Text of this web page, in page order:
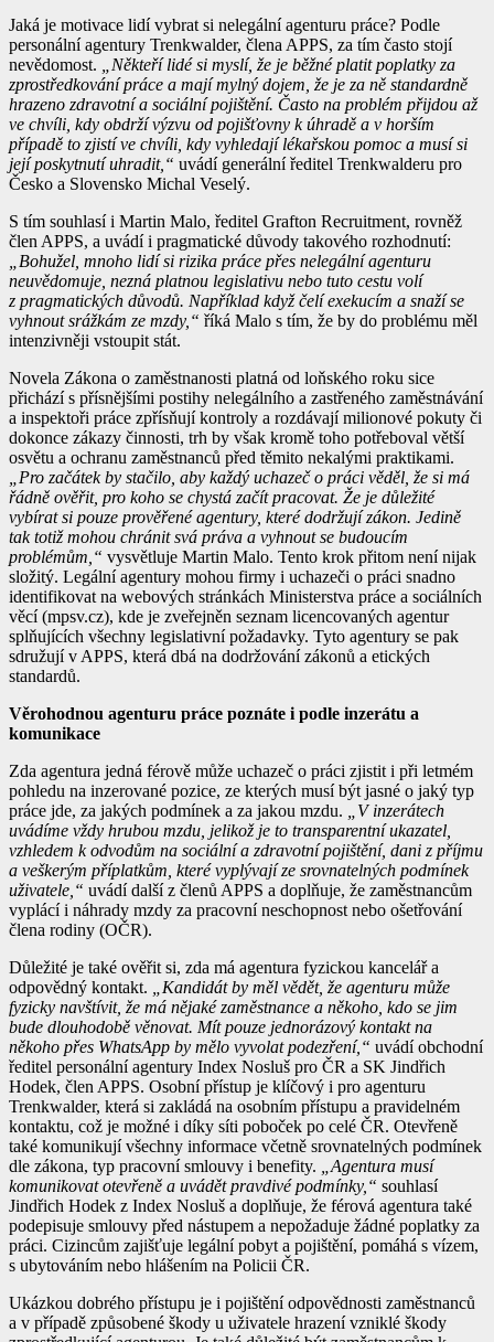
Jaká je motivace lidí vybrat si nelegální agenturu práce? Podle
personální agentury Trenkwalder, člena APPS, za tím často stojí
nevědomost. „Někteří lidé si myslí, že je běžné platit poplatky za
zprostředkování práce a mají mylný dojem, že je za ně standardně
hrazeno zdravotní a sociální pojištění. Často na problém přijdou až
ve chvíli, kdy obdrží výzvu od pojišťovny k úhradě a v horším
případě to zjistí ve chvíli, kdy vyhledají lékařskou pomoc a musí si
její poskytnutí uhradit,“ uvádí generální ředitel Trenkwalderu pro
Česko a Slovensko Michal Veselý.
S tím souhlasí i Martin Malo, ředitel Grafton Recruitment, rovněž
člen APPS, a uvádí i pragmatické důvody takového rozhodnutí:
„Bohužel, mnoho lidí si rizika práce přes nelegální agenturu
neuvědomuje, nezná platnou legislativu nebo tuto cestu volí
z pragmatických důvodů. Například když čelí exekucím a snaží se
vyhnout srážkám ze mzdy,“ říká Malo s tím, že by do problému měl
intenzivněji vstoupit stát.
Novela Zákona o zaměstnanosti platná od loňského roku sice
přichází s přísnějšími postihy nelegálního a zastřeného zaměstnávání
a inspektoři práce zpřísňují kontroly a rozdávají milionové pokuty či
dokonce zákazy činnosti, trh by však kromě toho potřeboval větší
osvětu a ochranu zaměstnanců před těmito nekalými praktikami.
„Pro začátek by stačilo, aby každý uchazeč o práci věděl, že si má
řádně ověřit, pro koho se chystá začít pracovat. Že je důležité
vybírat si pouze prověřené agentury, které dodržují zákon. Jedině
tak totiž mohou chránit svá práva a vyhnout se budoucím
problémům,“ vysvětluje Martin Malo. Tento krok přitom není nijak
složitý. Legální agentury mohou firmy i uchazeči o práci snadno
identifikovat na webových stránkách Ministerstva práce a sociálních
věcí (mpsv.cz), kde je zveřejněn seznam licencovaných agentur
splňujících všechny legislativní požadavky. Tyto agentury se pak
sdružují v APPS, která dbá na dodržování zákonů a etických
standardů.
Věrohodnou agenturu práce poznáte i podle inzerátu a
komunikace
Zda agentura jedná férově může uchazeč o práci zjistit i při letmém
pohledu na inzerované pozice, ze kterých musí být jasné o jaký typ
práce jde, za jakých podmínek a za jakou mzdu. „V inzerátech
uvádíme vždy hrubou mzdu, jelikož je to transparentní ukazatel,
vzhledem k odvodům na sociální a zdravotní pojištění, dani z příjmu
a veškerým příplatkům, které vyplývají ze srovnatelných podmínek
uživatele,“ uvádí další z členů APPS a doplňuje, že zaměstnancům
vyplácí i náhrady mzdy za pracovní neschopnost nebo ošetřování
člena rodiny (OČR).
Důležité je také ověřit si, zda má agentura fyzickou kancelář a
odpovědný kontakt. „Kandidát by měl vědět, že agenturu může
fyzicky navštívit, že má nějaké zaměstnance a někoho, kdo se jim
bude dlouhodobě věnovat. Mít pouze jednorázový kontakt na
někoho přes WhatsApp by mělo vyvolat podezření,“ uvádí obchodní
ředitel personální agentury Index Nosluš pro ČR a SK Jindřich
Hodek, člen APPS. Osobní přístup je klíčový i pro agenturu
Trenkwalder, která si zakládá na osobním přístupu a pravidelném
kontaktu, což je možné i díky síti poboček po celé ČR. Otevřeně
také komunikují všechny informace včetně srovnatelných podmínek
dle zákona, typ pracovní smlouvy i benefity. „Agentura musí
komunikovat otevřeně a uvádět pravdivé podmínky,“ souhlasí
Jindřich Hodek z Index Nosluš a doplňuje, že férová agentura také
podepisuje smlouvy před nástupem a nepožaduje žádné poplatky za
práci. Cizincům zajišťuje legální pobyt a pojištění, pomáhá s vízem,
s ubytováním nebo hlášením na Policii ČR.
Ukázkou dobrého přístupu je i pojištění odpovědnosti zaměstnanců
a v případě způsobené škody u uživatele hrazení vzniklé škody